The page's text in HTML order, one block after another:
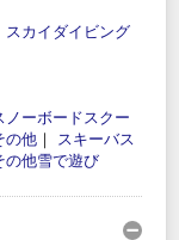
スカイダイビング
ノーボードスクー
の他 ｜ スキーバス
の他雪で遊び